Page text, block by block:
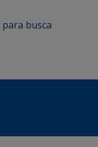
para busca